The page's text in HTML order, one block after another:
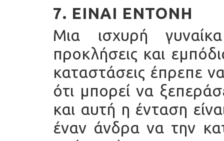
7. ΕΊΝΑΙ ΈΝΤΟΝΗ
Μια ισχυρή
προκλήσεις και
καταστάσεις έπρεπε
ότι μπορεί να
και αυτή η ένταση
έναν άνδρα να την